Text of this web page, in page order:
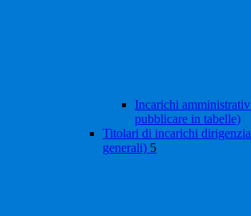
Incarichi
pubblicare in tabelle)
Titolari di incarichi
generali) 5